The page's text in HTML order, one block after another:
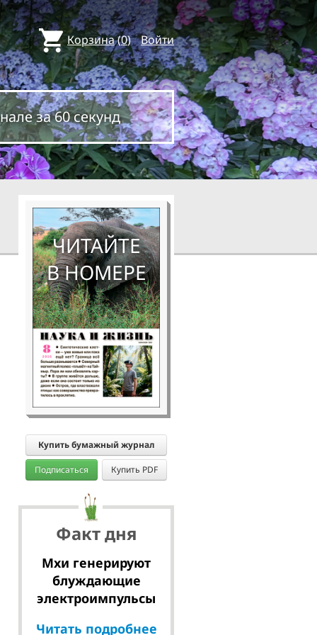
Корзина(0) Войти
за 60 секунд
ЧИТАЙТЕ
В НОМЕРЕ
Купить бумажный журнал
Подписаться Купить PDF
Факт дня
Мхи генерируют
блуждающие
электроимпульсы
Читать подробнее